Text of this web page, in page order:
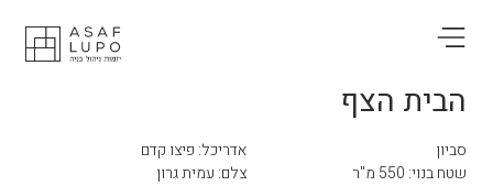
הבית הצף
סביון
שטח בנוי: 550 מ"ר
אדריכל: פיצו קדם
צלם: עמית גרון